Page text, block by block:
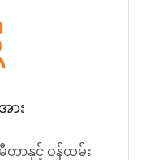
း
တာနှင့် ဝန်ထမ်း